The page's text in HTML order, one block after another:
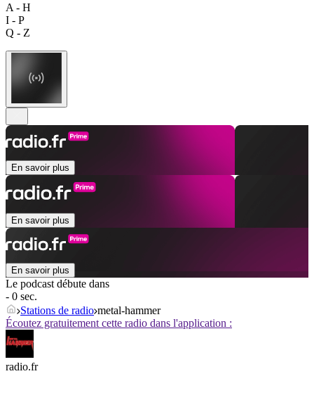
A - H
I - P
Q - Z
En savoir plus
En savoir plus
En savoir plus
Le podcast débute dans
- 0 sec.
Stations de radio metal-hammer
Écoutez gratuitement cette radio dans l'application :
radio.fr